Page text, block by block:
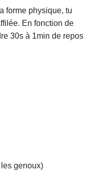
forme physique, tu
En fonction de
30s à 1min de repos
genoux)